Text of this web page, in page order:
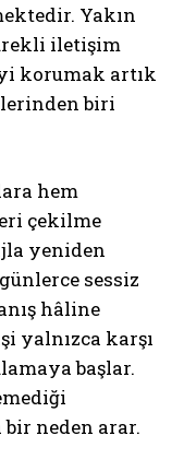
Yakın
iletişim
korumak artık
biri
hem
çekilme
yeniden
sessiz
hâline
yalnızca karşı
başlar.
neden arar.